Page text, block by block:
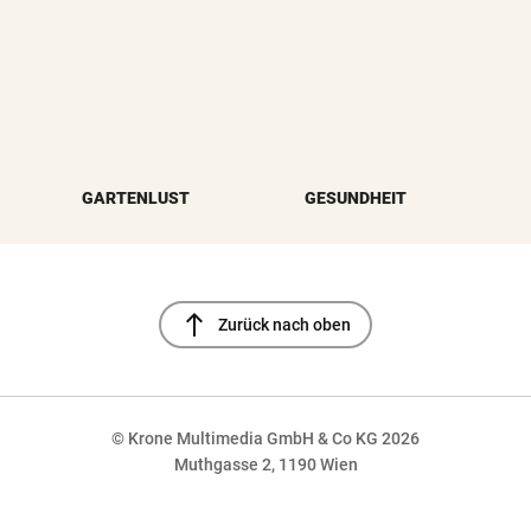
GARTENLUST GESUNDHEIT
north Zurück nach oben
© Krone Multimedia GmbH & Co KG 2026
Muthgasse 2, 1190 Wien